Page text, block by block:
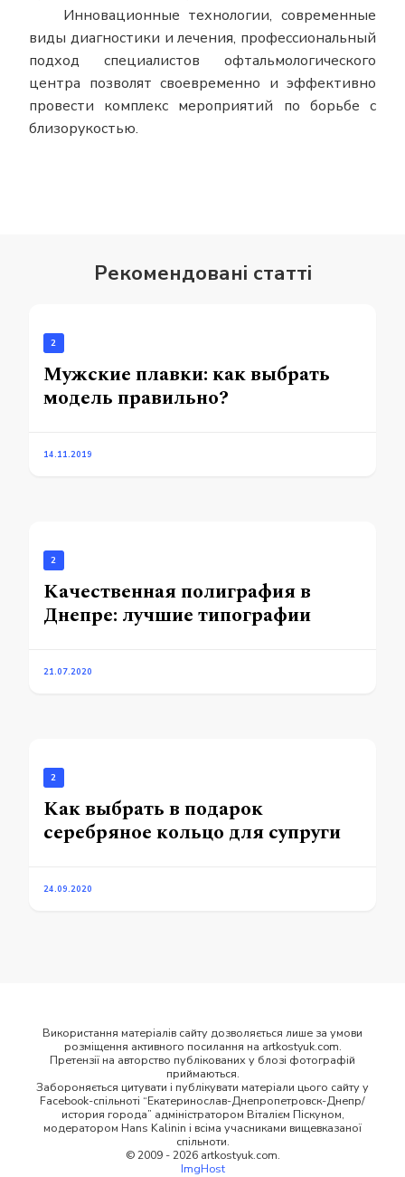
Инновационные технологии, современные
виды диагностики и лечения, профессиональный
подход специалистов офтальмологического
центра позволят своевременно и эффективно
провести комплекс мероприятий по борьбе с
близорукостью.
Рекомендовані статті
2
Мужские плавки: как выбрать
модель правильно?
14.11.2019
2
Качественная полиграфия в
Днепре: лучшие типографии
21.07.2020
2
Как выбрать в подарок
серебряное кольцо для супруги
24.09.2020
Використання матеріалів сайту дозволяється лише за умови
розміщення активного посилання на artkostyuk.com.
Претензії на авторство публікованих у блозі фотографій
приймаються.
Забороняється цитувати і публікувати матеріали цього сайту у
Facebook-спільноті “Екатеринослав-Днепропетровск-Днепр/
история города” адміністратором Віталієм Піскуном,
модератором Hans Kalinin і всіма учасниками вищевказаної
спільноти.
© 2009 - 2026 artkostyuk.com.
ImgHost